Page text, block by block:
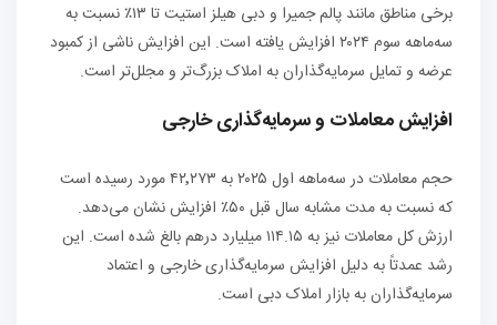
برخی مناطق مانند پالم جمیرا و دبی هیلز استیت تا ۱۳٪ نسبت به
سه‌ماهه سوم ۲۰۲۴ افزایش یافته است. این افزایش ناشی از کمبود
عرضه و تمایل سرمایه‌گذاران به املاک بزرگ‌تر و مجلل‌تر است.
افزایش معاملات و سرمایه‌گذاری خارجی
حجم معاملات در سه‌ماهه اول ۲۰۲۵ به ۴۲٬۲۷۳ مورد رسیده است
که نسبت به مدت مشابه سال قبل ۵۰٪ افزایش نشان می‌دهد.
ارزش کل معاملات نیز به ۱۱۴.۱۵ میلیارد درهم بالغ شده است. این
رشد عمدتاً به دلیل افزایش سرمایه‌گذاری خارجی و اعتماد
سرمایه‌گذاران به بازار املاک دبی است.